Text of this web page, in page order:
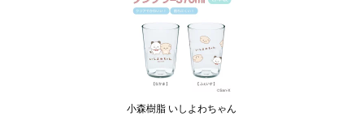
当 2個 電子レンジ対応 食
洗機対応 抗菌 サンエッ
クス san-x かわいい 日本
小森樹脂 いしよわちゃん